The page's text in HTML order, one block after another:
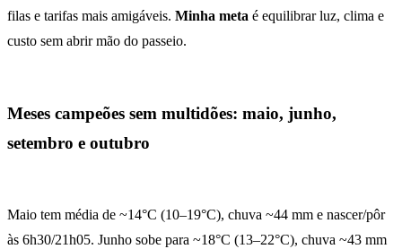
filas e tarifas mais amigáveis. Minha meta é equilibrar luz, clima e
custo sem abrir mão do passeio.
Meses campeões sem multidões: maio, junho,
setembro e outubro
Maio tem média de ~14°C (10–19°C), chuva ~44 mm e nascer/pôr
às 6h30/21h05. Junho sobe para ~18°C (13–22°C), chuva ~43 mm